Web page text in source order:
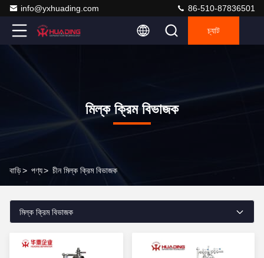
info@yxhuading.com 86-510-87836501
চ্যাট
মিল্ক ক্রিম বিভাজক
বাড়ি> পণ্য> চীন মিল্ক ক্রিম বিভাজক
মিল্ক ক্রিম বিভাজক